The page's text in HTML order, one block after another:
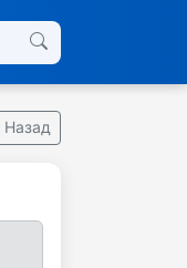
Назад